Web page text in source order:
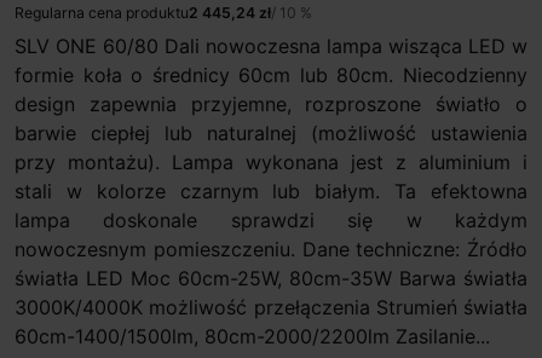
Regularna cena produktu2 445,24 zł/ 10 %
SLV ONE 60/80 Dali nowoczesna lampa wisząca LED w
formie koła o średnicy 60cm lub 80cm. Niecodzienny
design zapewnia przyjemne, rozproszone światło o
barwie ciepłej lub naturalnej (możliwość ustawienia
przy montażu). Lampa wykonana jest z aluminium i
stali w kolorze czarnym lub białym. Ta efektowna
lampa doskonale sprawdzi się w każdym
nowoczesnym pomieszczeniu. Dane techniczne: Źródło
światła LED Moc 60cm-25W, 80cm-35W Barwa światła
3000K/4000K możliwość przełączenia Strumień światła
60cm-1400/1500lm, 80cm-2000/2200lm Zasilanie...